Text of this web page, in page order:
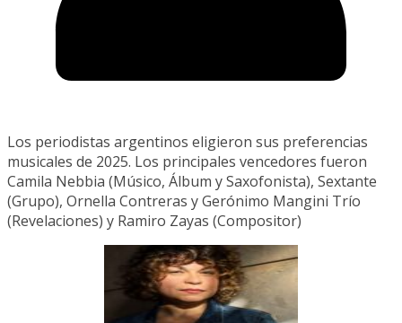
Los periodistas argentinos eligieron sus preferencias
musicales de 2025. Los principales vencedores fueron
Camila Nebbia (Músico, Álbum y Saxofonista), Sextante
(Grupo), Ornella Contreras y Gerónimo Mangini Trío
(Revelaciones) y Ramiro Zayas (Compositor)